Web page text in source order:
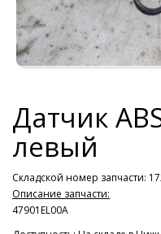
Датчик
левый
Складской номер запчасти:
Описание запчасти:
47901EL00A